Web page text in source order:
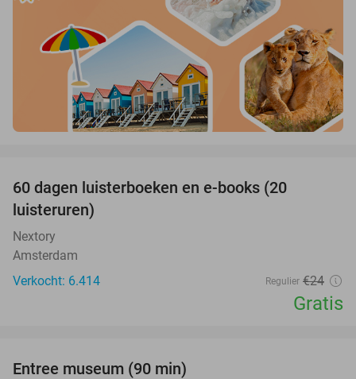
60 dagen luisterboeken en e-books (20
luisteruren)
Nextory
Amsterdam
Verkocht: 6.414
Regulier €24
Gratis
Entree museum (90 min)